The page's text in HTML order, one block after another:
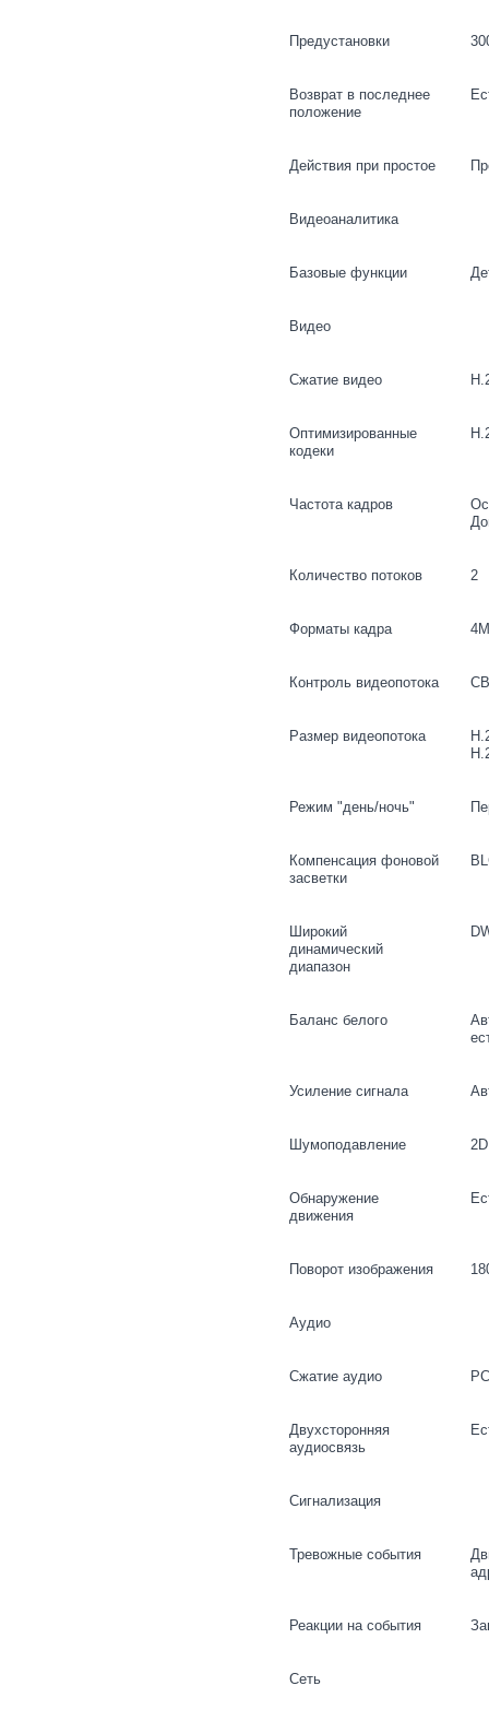
Предустановки
Возврат в последнее
положение
Действия при простое
Видеоаналитика
Базовые функции
Видео
Сжатие видео
Оптимизированные
кодеки
Частота кадров
Количество потоков 2
Форматы кадра
Контроль видеопотока
Размер видеопотока
Режим "день/ночь"
Компенсация фоновой
засветки
Широкий
динамический
диапазон
Баланс белого
Усиление сигнала
Шумоподавление
Обнаружение
движения
Поворот изображения
Аудио
Сжатие аудио
Двухсторонняя
аудиосвязь
Сигнализация
Тревожные события
Реакции на события
Сеть